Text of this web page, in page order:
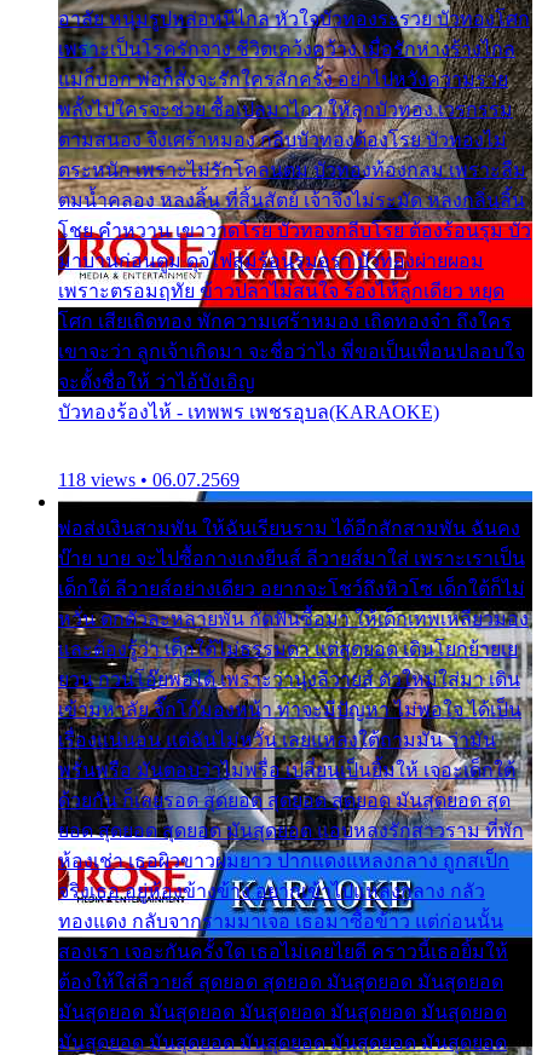
อาลัย หนุ่มรูปหล่อหนีไกล หัวใจบัวทองระรวย บัวทองโศก
เพราะเป็นโรครักจาง ชีวิตเคว้งคว้าง เมื่อรักห่างร้างไกล
แม่ก็บอก พ่อก็สั่งจะรักใครสักครั้ง อย่าไปหวังความรวย
พลั้งไปใครจะช่วย ซื้อเปลมาไกว ให้ลูกบัวทอง เวรกรรม
ตามสนอง จึงเศร้าหมอง กลีบบัวทองต้องโรย บัวทองไม่
ตระหนัก เพราะไม่รักโคลนตม บัวทองท้องกลม เพราะลืม
ตมน้ำคลอง หลงลิ้น ที่สิ้นสัตย์ เจ้าจึงไม่ระมัด หลงกลิ่นลิ้น
โชย คำหวาน เขาวาดโรย บัวทองกลีบโรย ต้องร้อนรุม บัว
มาบานก่อนตูม ดุจไฟสุมร้อนรุมอุรา บัวทองผ่ายผอม
เพราะตรอมฤทัย ข้าวปลาไม่สนใจ ร้องไห้ลูกเดียว หยุด
โศก เสียเถิดทอง พักความเศร้าหมอง เถิดทองจ๋า ถึงใคร
เขาจะว่า ลูกเจ้าเกิดมา จะชื่อว่าไง พี่ขอเป็นเพื่อนปลอบใจ
จะตั้งชื่อให้ ว่าไอ้บังเอิญ
บัวทองร้องไห้ - เทพพร เพชรอุบล(KARAOKE)
118 views • 06.07.2569
พ่อส่งเงินสามพัน ให้ฉันเรียนราม ได้อีกสักสามพัน ฉันคง
บ๊าย บาย จะไปซื้อกางเกงยีนส์ ลีวายส์มาใส่ เพราะเราเป็น
เด็กใต้ ลีวายส์อย่างเดียว อยากจะโชว์ถึงหิวโซ เด็กใต้ก็ไม่
หวั่น ตกตัวละหลายพัน กัดฟันซื้อมา ให้เด็กเทพเหลียวมอง
และต้องรู้ว่า เด็กใต้ไม่ธรรมดา แต่สุดยอด เดินโยกย้ายเย
ยวน กวนโอ๊ยพอได้ เพราะว่านุ่งลีวายส์ ตัวใหม่ใส่มา เดิน
เข้ามหาลัย จิ๊กโก๊มองหน้า ท่าจะมีปัญหา ไม่พอใจ ได้เป็น
เรื่องแน่นอน แต่ฉันไม่หวั่น เลยแหลงใต้ถามมัน ว่ามัน
พรั่นพรือ มันตอบว่าไม่พรื่อ เปลี่ยนเป็นยิ้มให้ เจอะเด็กใต้
ด้วยกัน ก็เลยรอด สุดยอด สุดยอด สุดยอด มันสุดยอด สุด
ยอด สุดยอด สุดยอด มันสุดยอด แอบหลงรักสาวราม ที่พัก
ห้องเช่า เธอผิวขาวผมยาว ปากแดงแหลงกลาง ถูกสเป็ก
จริงเธอ อยู่ห้องข้างข้าง อยากเข้าไปแหลงกลาง กลัว
ทองแดง กลับจากรามมาเจอ เธอมาซื้อข้าว แต่ก่อนนั้น
สองเรา เจอะกันครั้งใด เธอไม่เคยไยดี คราวนี้เธอยิ้มให้
ต้องให้ใส่ลีวายส์ สุดยอด สุดยอด มันสุดยอด มันสุดยอด
มันสุดยอด มันสุดยอด มันสุดยอด มันสุดยอด มันสุดยอด
มันสุดยอด มันสุดยอด มันสุดยอด มันสุดยอด มันสุดยอด